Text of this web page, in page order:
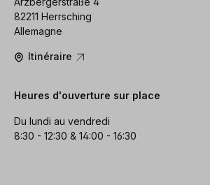
82211 Herrsching
Allemagne
Itinéraire
Heures d'ouverture sur place
Du lundi au vendredi
8:30 - 12:30 & 14:00 - 16:30